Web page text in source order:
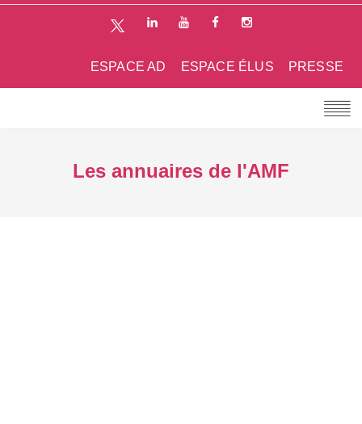
PRESSE
ESPACE ÉLUS
ESPACE AD
Les annuaires de l'AMF